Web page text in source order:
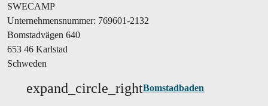
SWECAMP
Unternehmensnummer: 769601-2132
Bomstadvägen 640
653 46 Karlstad
Schweden
expand_circle_rightBomstadbaden